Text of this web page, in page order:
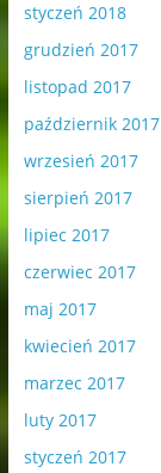
styczeń 2018
grudzień 2017
listopad 2017
październik 2017
wrzesień 2017
sierpień 2017
lipiec 2017
czerwiec 2017
maj 2017
kwiecień 2017
marzec 2017
luty 2017
styczeń 2017